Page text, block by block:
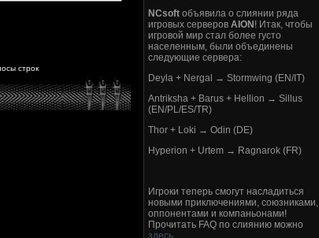
строк
NCsoft объявила о слиянии ряда
игровых серверов AION ! Итак, чтобы
игровой мир стал более густо
населенным, были объединены
следующие сервера:
Deyla + Nergal → Stormwing (EN/IT)
Antriksha + Barus + Hellion → Sillus
(EN/PL/ES/TR)
Thor + Loki → Odin (DE)
Hyperion + Urtem → Ragnarok (FR)
Игроки теперь смогут насладиться
новыми приключениями, союзниками,
оппонентами и компаньонами!
Прочитать FAQ по слиянию можно